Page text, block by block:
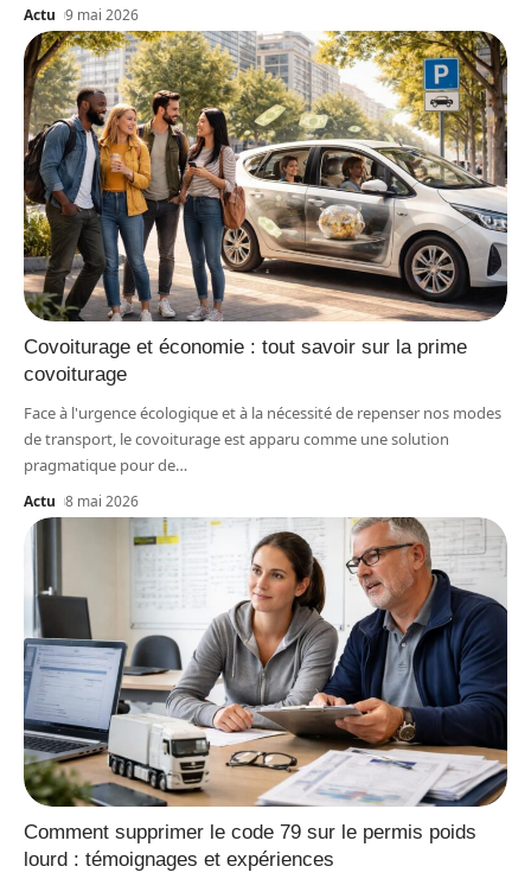
Actu 9 mai 2026
Covoiturage et économie : tout savoir sur la prime
covoiturage
Face à l'urgence écologique et à la nécessité de repenser nos modes
de transport, le covoiturage est apparu comme une solution
pragmatique pour de…
Actu 8 mai 2026
Comment supprimer le code 79 sur le permis poids
lourd : témoignages et expériences